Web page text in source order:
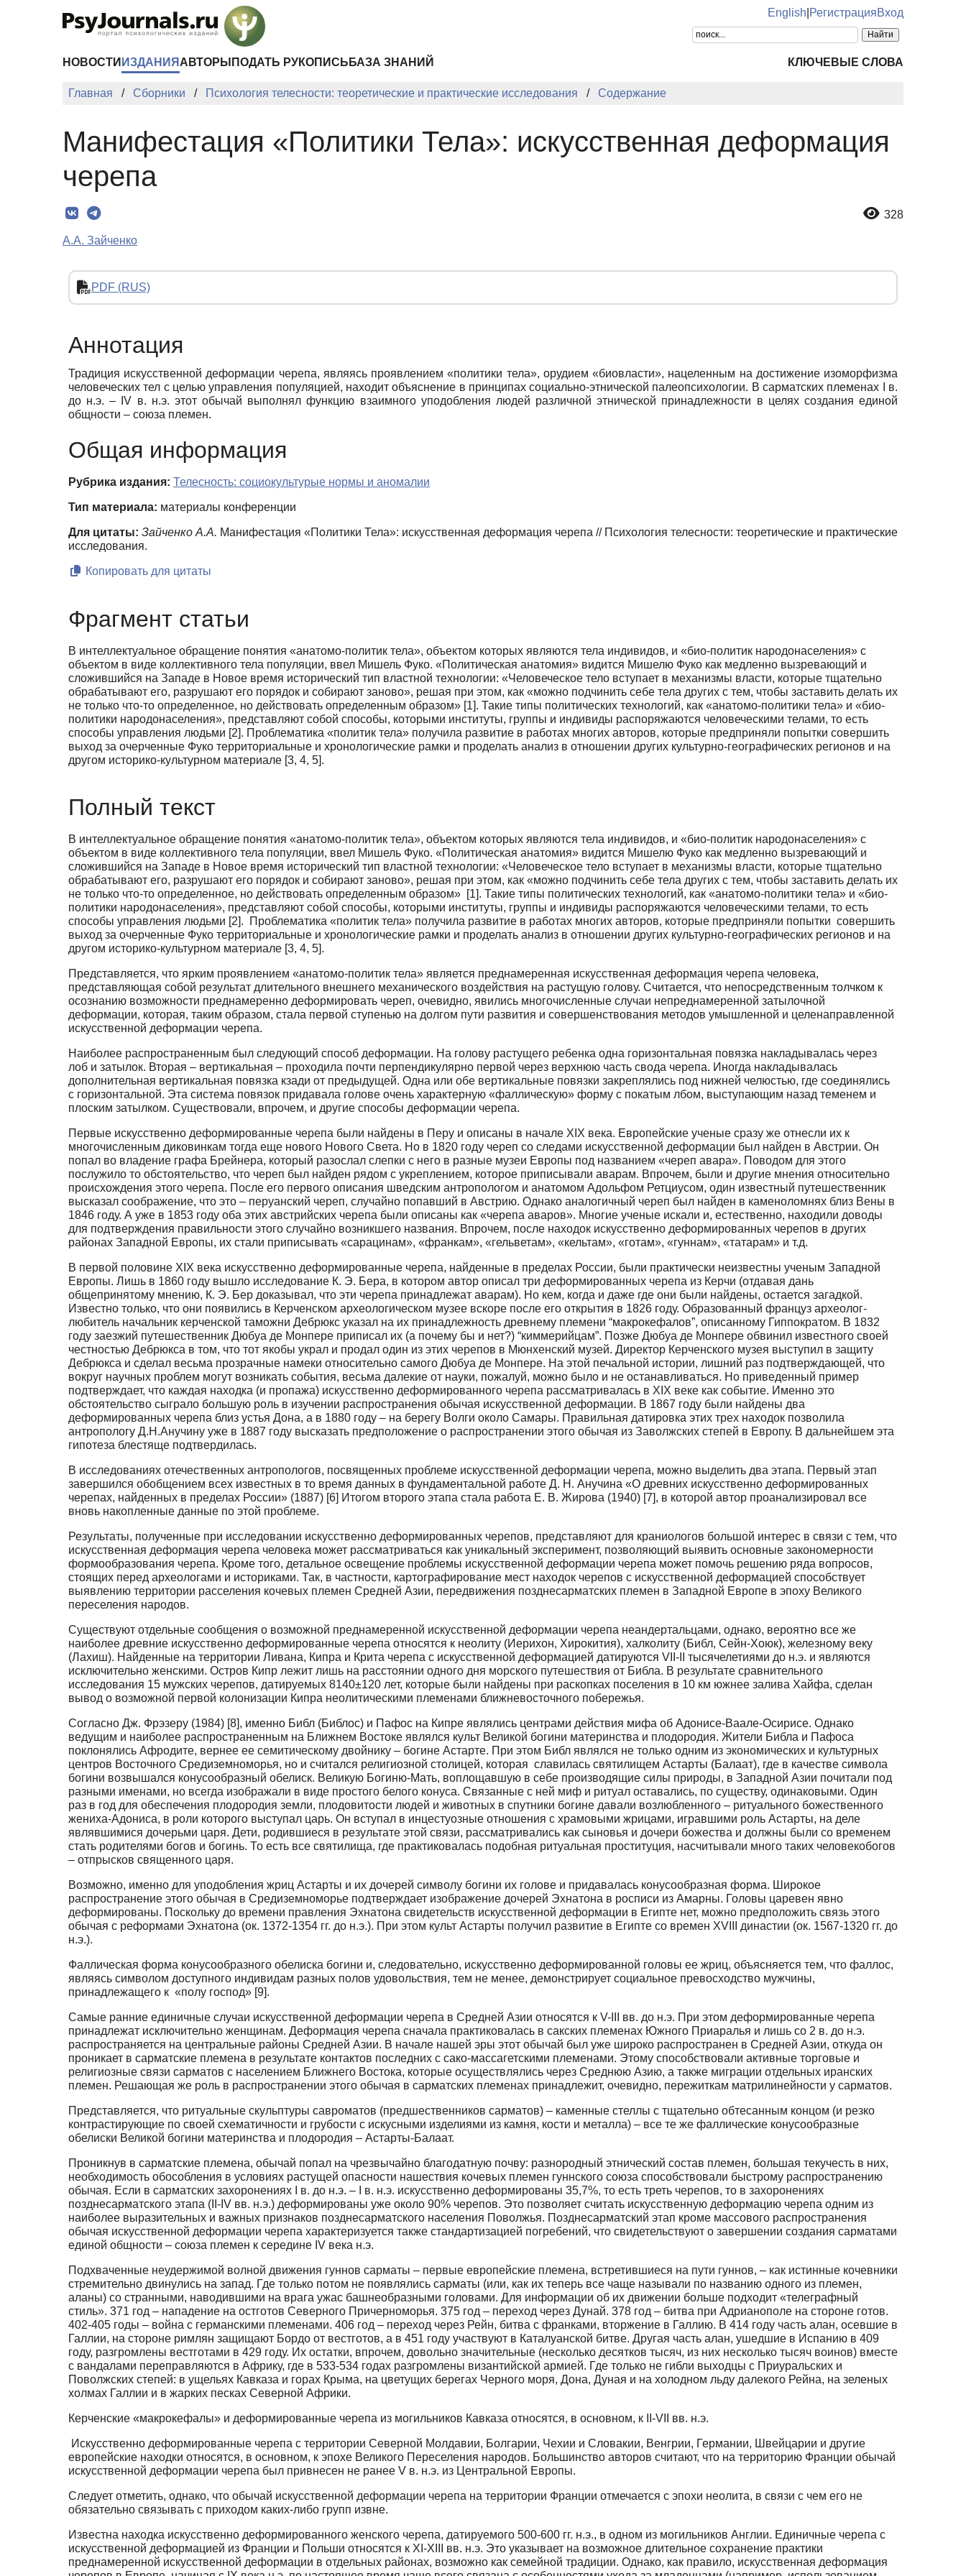
English РегистрацияВход
НОВОСТИ ИЗДАНИЯ АВТОРЫ ПОДАТЬ РУКОПИСЬ БАЗА ЗНАНИЙ КЛЮЧЕВЫЕ СЛОВА
Главная Сборники Психология телесности: теоретические и практические исследования Содержание
Манифестация «Политики Тела»: искусственная деформация
черепа
328
А.А. Зайченко
PDF (RUS)
Аннотация
Традиция искусственной деформации черепа, являясь проявлением «политики тела», орудием «биовласти», нацеленным на достижение изоморфизма
человеческих тел с целью управления популяцией, находит объяснение в принципах социально-этнической палеопсихологии. В сарматских племенах I в.
до н.э. – IV в. н.э. этот обычай выполнял функцию взаимного уподобления людей различной этнической принадлежности в целях создания единой
общности – союза племен.
Общая информация
Рубрика издания: Телесность: социокультурые нормы и аномалии
Тип материала: материалы конференции
Для цитаты: Зайченко А.А. Манифестация «Политики Тела»: искусственная деформация черепа // Психология телесности: теоретические и практические
исследования.
Копировать для цитаты
Фрагмент статьи
В интеллектуальное обращение понятия «анатомо-политик тела», объектом которых являются тела индивидов, и «био-политик народонаселения» с
объектом в виде коллективного тела популяции, ввел Мишель Фуко. «Политическая анатомия» видится Мишелю Фуко как медленно вызревающий и
сложившийся на Западе в Новое время исторический тип властной технологии: «Человеческое тело вступает в механизмы власти, которые тщательно
обрабатывают его, разрушают его порядок и собирают заново», решая при этом, как «можно подчинить себе тела других с тем, чтобы заставить делать их
не только что-то определенное, но действовать определенным образом» [1]. Такие типы политических технологий, как «анатомо-политики тела» и «био-
политики народонаселения», представляют собой способы, которыми институты, группы и индивиды распоряжаются человеческими телами, то есть
способы управления людьми [2]. Проблематика «политик тела» получила развитие в работах многих авторов, которые предприняли попытки совершить
выход за очерченные Фуко территориальные и хронологические рамки и проделать анализ в отношении других культурно-географических регионов и на
другом историко-культурном материале [3, 4, 5].
Полный текст
В интеллектуальное обращение понятия «анатомо-политик тела», объектом которых являются тела индивидов, и «био-политик народонаселения» с
объектом в виде коллективного тела популяции, ввел Мишель Фуко. «Политическая анатомия» видится Мишелю Фуко как медленно вызревающий и
сложившийся на Западе в Новое время исторический тип властной технологии: «Человеческое тело вступает в механизмы власти, которые тщательно
обрабатывают его, разрушают его порядок и собирают заново», решая при этом, как «можно подчинить себе тела других с тем, чтобы заставить делать их
не только что-то определенное, но действовать определенным образом» [1]. Такие типы политических технологий, как «анатомо-политики тела» и «био-
политики народонаселения», представляют собой способы, которыми институты, группы и индивиды распоряжаются человеческими телами, то есть
способы управления людьми [2]. Проблематика «политик тела» получила развитие в работах многих авторов, которые предприняли попытки совершить
выход за очерченные Фуко территориальные и хронологические рамки и проделать анализ в отношении других культурно-географических регионов и на
другом историко-культурном материале [3, 4, 5].
Представляется, что ярким проявлением «анатомо-политик тела» является преднамеренная искусственная деформация черепа человека,
представляющая собой результат длительного внешнего механического воздействия на растущую голову. Считается, что непосредственным толчком к
осознанию возможности преднамеренно деформировать череп, очевидно, явились многочисленные случаи непреднамеренной затылочной
деформации, которая, таким образом, стала первой ступенью на долгом пути развития и совершенствования методов умышленной и целенаправленной
искусственной деформации черепа.
Наиболее распространенным был следующий способ деформации. На голову растущего ребенка одна горизонтальная повязка накладывалась через
лоб и затылок. Вторая – вертикальная – проходила почти перпендикулярно первой через верхнюю часть свода черепа. Иногда накладывалась
дополнительная вертикальная повязка кзади от предыдущей. Одна или обе вертикальные повязки закреплялись под нижней челюстью, где соединялись
с горизонтальной. Эта система повязок придавала голове очень характерную «фаллическую» форму с покатым лбом, выступающим назад теменем и
плоским затылком. Существовали, впрочем, и другие способы деформации черепа.
Первые искусственно деформированные черепа были найдены в Перу и описаны в начале XIX века. Европейские ученые сразу же отнесли их к
многочисленным диковинкам тогда еще нового Нового Света. Но в 1820 году череп со следами искусственной деформации был найден в Австрии. Он
попал во владение графа Брейнера, который разослал слепки с него в разные музеи Европы под названием «череп авара». Поводом для этого
послужило то обстоятельство, что череп был найден рядом с укреплением, которое приписывали аварам. Впрочем, были и другие мнения относительно
происхождения этого черепа. После его первого описания шведским антропологом и анатомом Адольфом Ретциусом, один известный путешественник
высказал соображение, что это – перуанский череп, случайно попавший в Австрию. Однако аналогичный череп был найден в каменоломнях близ Вены в
1846 году. А уже в 1853 году оба этих австрийских черепа были описаны как «черепа аваров». Многие ученые искали и, естественно, находили доводы
для подтверждения правильности этого случайно возникшего названия. Впрочем, после находок искусственно деформированных черепов в других
районах Западной Европы, их стали приписывать «сарацинам», «франкам», «гельветам», «кельтам», «готам», «гуннам», «татарам» и т.д.
В первой половине XIX века искусственно деформированные черепа, найденные в пределах России, были практически неизвестны ученым Западной
Европы. Лишь в 1860 году вышло исследование К. Э. Бера, в котором автор описал три деформированных черепа из Керчи (отдавая дань
общепринятому мнению, К. Э. Бер доказывал, что эти черепа принадлежат аварам). Но кем, когда и даже где они были найдены, остается загадкой.
Известно только, что они появились в Керченском археологическом музее вскоре после его открытия в 1826 году. Образованный француз археолог-
любитель начальник керченской таможни Дебрюкс указал на их принадлежность древнему племени “макрокефалов”, описанному Гиппократом. В 1832
году заезжий путешественник Дюбуа де Монпере приписал их (а почему бы и нет?) “киммерийцам”. Позже Дюбуа де Монпере обвинил известного своей
честностью Дебрюкса в том, что тот якобы украл и продал один из этих черепов в Мюнхенский музей. Директор Керченского музея выступил в защиту
Дебрюкса и сделал весьма прозрачные намеки относительно самого Дюбуа де Монпере. На этой печальной истории, лишний раз подтверждающей, что
вокруг научных проблем могут возникать события, весьма далекие от науки, пожалуй, можно было и не останавливаться. Но приведенный пример
подтверждает, что каждая находка (и пропажа) искусственно деформированного черепа рассматривалась в XIX веке как событие. Именно это
обстоятельство сыграло большую роль в изучении распространения обычая искусственной деформации. В 1867 году были найдены два
деформированных черепа близ устья Дона, а в 1880 году – на берегу Волги около Самары. Правильная датировка этих трех находок позволила
антропологу Д.Н.Анучину уже в 1887 году высказать предположение о распространении этого обычая из Заволжских степей в Европу. В дальнейшем эта
гипотеза блестяще подтвердилась.
В исследованиях отечественных антропологов, посвященных проблеме искусственной деформации черепа, можно выделить два этапа. Первый этап
завершился обобщением всех известных в то время данных в фундаментальной работе Д. Н. Анучина «О древних искусственно деформированных
черепах, найденных в пределах России» (1887) [6] Итогом второго этапа стала работа Е. В. Жирова (1940) [7], в которой автор проанализировал все
вновь накопленные данные по этой проблеме.
Результаты, полученные при исследовании искусственно деформированных черепов, представляют для краниологов большой интерес в связи с тем, что
искусственная деформация черепа человека может рассматриваться как уникальный эксперимент, позволяющий выявить основные закономерности
формообразования черепа. Кроме того, детальное освещение проблемы искусственной деформации черепа может помочь решению ряда вопросов,
стоящих перед археологами и историками. Так, в частности, картографирование мест находок черепов с искусственной деформацией способствует
выявлению территории расселения кочевых племен Средней Азии, передвижения позднесарматских племен в Западной Европе в эпоху Великого
переселения народов.
Существуют отдельные сообщения о возможной преднамеренной искусственной деформации черепа неандертальцами, однако, вероятно все же
наиболее древние искусственно деформированные черепа относятся к неолиту (Иерихон, Хирокития), халколиту (Библ, Сейн-Хоюк), железному веку
(Лахиш). Найденные на территории Ливана, Кипра и Крита черепа с искусственной деформацией датируются VII-II тысячелетиями до н.э. и являются
исключительно женскими. Остров Кипр лежит лишь на расстоянии одного дня морского путешествия от Библа. В результате сравнительного
исследования 15 мужских черепов, датируемых 8140±120 лет, которые были найдены при раскопках поселения в 10 км южнее залива Хайфа, сделан
вывод о возможной первой колонизации Кипра неолитическими племенами ближневосточного побережья.
Согласно Дж. Фрэзеру (1984) [8], именно Библ (Библос) и Пафос на Кипре являлись центрами действия мифа об Адонисе-Ваале-Осирисе. Однако
ведущим и наиболее распространенным на Ближнем Востоке являлся культ Великой богини материнства и плодородия. Жители Библа и Пафоса
поклонялись Афродите, вернее ее семитическому двойнику – богине Астарте. При этом Библ являлся не только одним из экономических и культурных
центров Восточного Средиземноморья, но и считался религиозной столицей, которая славилась святилищем Астарты (Балаат), где в качестве символа
богини возвышался конусообразный обелиск. Великую Богиню-Мать, воплощавшую в себе производящие силы природы, в Западной Азии почитали под
разными именами, но всегда изображали в виде простого белого конуса. Связанные с ней миф и ритуал оставались, по существу, одинаковыми. Один
раз в год для обеспечения плодородия земли, плодовитости людей и животных в спутники богине давали возлюбленного – ритуального божественного
жениха-Адониса, в роли которого выступал царь. Он вступал в инцестуозные отношения с храмовыми жрицами, игравшими роль Астарты, на деле
являвшимися дочерьми царя. Дети, родившиеся в результате этой связи, рассматривались как сыновья и дочери божества и должны были со временем
стать родителями богов и богинь. То есть все святилища, где практиковалась подобная ритуальная проституция, насчитывали много таких человекобогов
– отпрысков священного царя.
Возможно, именно для уподобления жриц Астарты и их дочерей символу богини их голове и придавалась конусообразная форма. Широкое
распространение этого обычая в Средиземноморье подтверждает изображение дочерей Эхнатона в росписи из Амарны. Головы царевен явно
деформированы. Поскольку до времени правления Эхнатона свидетельств искусственной деформации в Египте нет, можно предположить связь этого
обычая с реформами Эхнатона (ок. 1372-1354 гг. до н.э.). При этом культ Астарты получил развитие в Египте со времен XVIII династии (ок. 1567-1320 гг. до
н.э.).
Фаллическая форма конусообразного обелиска богини и, следовательно, искусственно деформированной головы ее жриц, объясняется тем, что фаллос,
являясь символом доступного индивидам разных полов удовольствия, тем не менее, демонстрирует социальное превосходство мужчины,
принадлежащего к «полу господ» [9].
Самые ранние единичные случаи искусственной деформации черепа в Средней Азии относятся к V-III вв. до н.э. При этом деформированные черепа
принадлежат исключительно женщинам. Деформация черепа сначала практиковалась в сакских племенах Южного Приаралья и лишь со 2 в. до н.э.
распространяется на центральные районы Средней Азии. В начале нашей эры этот обычай был уже широко распространен в Средней Азии, откуда он
проникает в сарматские племена в результате контактов последних с сако-массагетскими племенами. Этому способствовали активные торговые и
религиозные связи сарматов с населением Ближнего Востока, которые осуществлялись через Среднюю Азию, а также миграции отдельных иранских
племен. Решающая же роль в распространении этого обычая в сарматских племенах принадлежит, очевидно, пережиткам матрилинейности у сарматов.
Представляется, что ритуальные скульптуры савроматов (предшественников сарматов) – каменные стеллы с тщательно обтесанным концом (и резко
контрастирующие по своей схематичности и грубости с искусными изделиями из камня, кости и металла) – все те же фаллические конусообразные
обелиски Великой богини материнства и плодородия – Астарты-Балаат.
Проникнув в сарматские племена, обычай попал на чрезвычайно благодатную почву: разнородный этнический состав племен, большая текучесть в них,
необходимость обособления в условиях растущей опасности нашествия кочевых племен гуннского союза способствовали быстрому распространению
обычая. Если в сарматских захоронениях I в. до н.э. – I в. н.э. искусственно деформированы 35,7%, то есть треть черепов, то в захоронениях
позднесарматского этапа (II-IV вв. н.э.) деформированы уже около 90% черепов. Это позволяет считать искусственную деформацию черепа одним из
наиболее выразительных и важных признаков позднесарматского населения Поволжья. Позднесарматский этап кроме массового распространения
обычая искусственной деформации черепа характеризуется также стандартизацией погребений, что свидетельствуют о завершении создания сарматами
единой общности – союза племен к середине IV века н.э.
Подхваченные неудержимой волной движения гуннов сарматы – первые европейские племена, встретившиеся на пути гуннов, – как истинные кочевники
стремительно двинулись на запад. Где только потом не появлялись сарматы (или, как их теперь все чаще называли по названию одного из племен,
аланы) со странными, наводившими на врага ужас башнеобразными головами. Для информации об их движении больше подходит «телеграфный
стиль». 371 год – нападение на остготов Северного Причерноморья. 375 год – переход через Дунай. 378 год – битва при Адрианополе на стороне готов.
402-405 годы – война с германскими племенами. 406 год – переход через Рейн, битва с франками, вторжение в Галлию. В 414 году часть алан, осевшие в
Галлии, на стороне римлян защищают Бордо от вестготов, а в 451 году участвуют в Каталуанской битве. Другая часть алан, ушедшие в Испанию в 409
году, разгромлены вестготами в 429 году. Их остатки, впрочем, довольно значительные (несколько десятков тысяч, из них несколько тысяч воинов) вместе
с вандалами переправляются в Африку, где в 533-534 годах разгромлены византийской армией. Где только не гибли выходцы с Приуральских и
Поволжских степей: в ущельях Кавказа и горах Крыма, на цветущих берегах Черного моря, Дона, Дуная и на холодном льду далекого Рейна, на зеленых
холмах Галлии и в жарких песках Северной Африки.
Керченские «макрокефалы» и деформированные черепа из могильников Кавказа относятся, в основном, к II-VII вв. н.э.
Искусственно деформированные черепа с территории Северной Молдавии, Болгарии, Чехии и Словакии, Венгрии, Германии, Швейцарии и другие
европейские находки относятся, в основном, к эпохе Великого Переселения народов. Большинство авторов считают, что на территорию Франции обычай
искусственной деформации черепа был привнесен не ранее V в. н.э. из Центральной Европы.
Следует отметить, однако, что обычай искусственной деформации черепа на территории Франции отмечается с эпохи неолита, в связи с чем его не
обязательно связывать с приходом каких-либо групп извне.
Известна находка искусственно деформированного женского черепа, датируемого 500-600 гг. н.э., в одном из могильников Англии. Единичные черепа с
искусственной деформацией из Франции и Польши относятся к XI-XIII вв. н.э. Это указывает на возможное длительное сохранение практики
преднамеренной искусственной деформации в отдельных районах, возможно как семейной традиции. Однако, как правило, искусственная деформация